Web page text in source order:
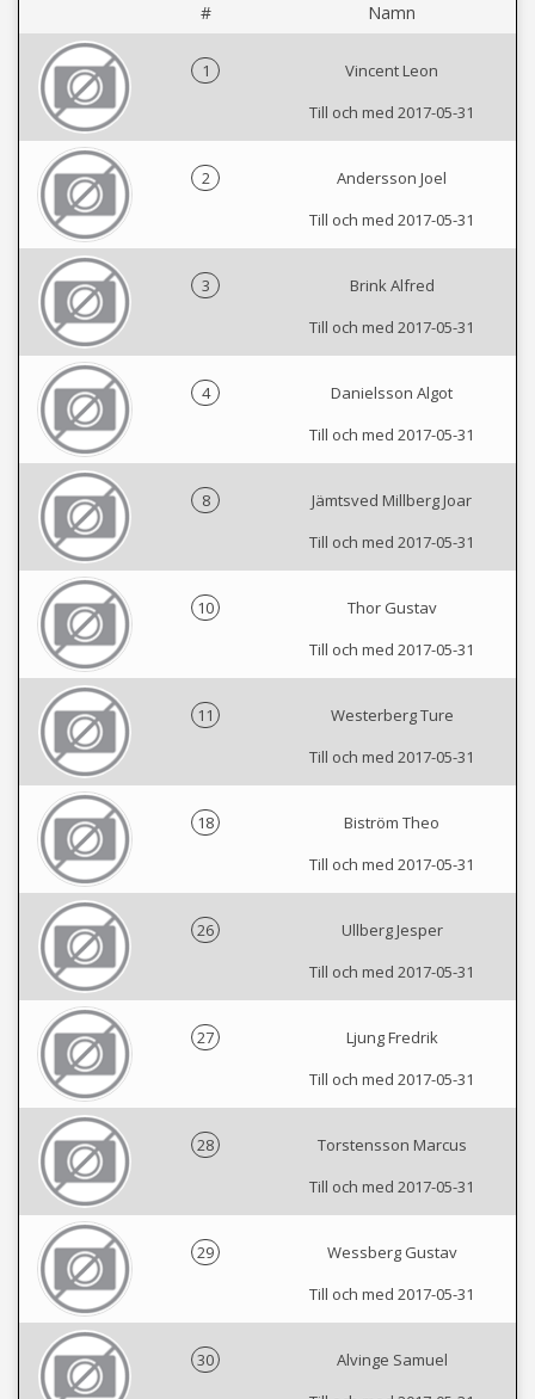
# Namn
1
Vincent Leon
Till och med 2017-05-31
2
Andersson Joel
Till och med 2017-05-31
3
Brink Alfred
Till och med 2017-05-31
4
Danielsson Algot
Till och med 2017-05-31
8
Jämtsved Millberg Joar
Till och med 2017-05-31
10
Thor Gustav
Till och med 2017-05-31
11
Westerberg Ture
Till och med 2017-05-31
18
Biström Theo
Till och med 2017-05-31
26
Ullberg Jesper
Till och med 2017-05-31
27
Ljung Fredrik
Till och med 2017-05-31
28
Torstensson Marcus
Till och med 2017-05-31
29
Wessberg Gustav
Till och med 2017-05-31
30
Alvinge Samuel